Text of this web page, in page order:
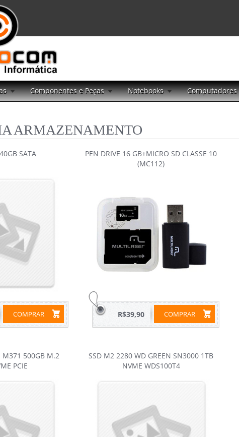
Componentes e Peças Notebooks Computadores
ARMAZENAMENTO
SATA
COMPRAR
PEN DRIVE 16 GB+MICRO SD CLASSE 10
(MC112)
COMPRAR
R$39,90
M371 500GB M.2
PCIE
SSD M2 2280 WD GREEN SN3000 1TB
NVME WDS100T4